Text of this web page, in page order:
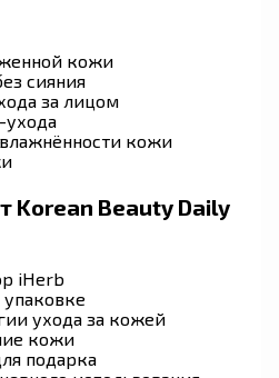
кожи
сияния
за лицом
ухода
кожи
Korean Beauty Daily
iHerb
упаковке
ухода за кожей
кожи
подарка